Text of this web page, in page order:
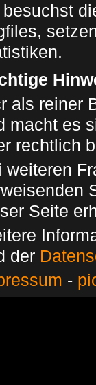
besuchst
als reiner
macht es
rechtlich
weiteren
Seite
der
-